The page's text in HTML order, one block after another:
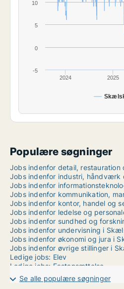
2024 2025
-5
0
5
10
Populære søgninger
Jobs indenfor detail,
Jobs indenfor industri, håndværk
Jobs indenfor
Jobs indenfor kommunikation,
Jobs indenfor kontor, handel og
Jobs indenfor ledelse og
Jobs indenfor sundhed og
Jobs indenfor undervisning i
Jobs indenfor økonomi og jura i
Jobs indenfor øvrige stillinger i
Ledige jobs: Elev
Ledige jobs: Fastansættelse
Ledige jobs: Freelance
Ledige jobs: Praktik
Se alle populære søgninger